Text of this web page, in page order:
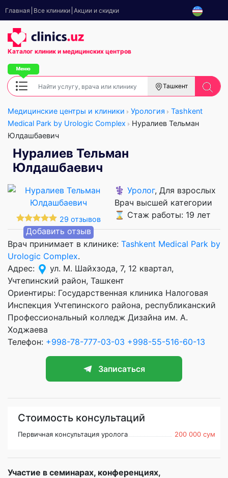
Главная Все клиники Акции и скидки
Каталог клиник и медицинских центров
Ташкент
Медицинские центры и клиники Урология
Tashkent
Medical Park by Urologic Complex
Нуралиев Тельман
Юлдашбаевич
Нуралиев Тельман
Юлдашбаевич
29 отзывов
Добавить отзыв
⚕️ Уролог, Для взрослых
Врач высшей категории
⌛ Стаж работы: 19 лет
Врач принимает в клинике: Tashkent Medical Park by
Urologic Complex.
Адрес:
ул. М. Шайхзода, 7, 12 квартал,
Учтепинский район, Ташкент
Ориентиры: Государственная клиника Налоговая
Инспекция Учтепинского района, республиканский
Профессиональный колледж Дизайна им. А.
Ходжаева
Телефон: +998-78-777-03-03 +998-55-516-60-13
Записаться
Стоимость консультаций
Первичная консультация уролога 200 000 сум
Участие в семинарах, конференциях,